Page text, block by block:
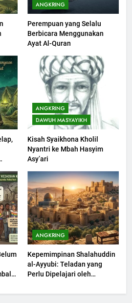
ANGKRING
Perempuan yang Selalu
Berbicara Menggunakan
Ayat Al-Quran
ANGKRING
DAWUH MASYAYIKH
Kisah Syaikhona Kholil
Nyantri ke Mbah Hasyim
Asy’ari
ANGKRING
Kepemimpinan Shalahuddin
al-Ayyubi: Teladan yang
Perlu Dipelajari oleh
(2)
jumat: Sejarah
Seebagai Pembangkit Jiwa
Jumat : Supaya Amal
Diterima
Bulan Bersejarah
Jumat: Mengapa Orang
Tak Akan Pernah
Jumat: Melihat